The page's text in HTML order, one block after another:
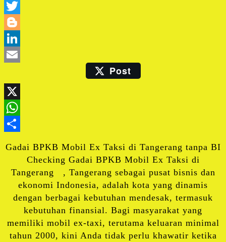
Email Post
Gadai BPKB Mobil Ex Taksi di Tangerang tanpa BI
Checking Gadai BPKB Mobil Ex Taksi di
Tangerang , Tangerang sebagai pusat bisnis dan
ekonomi Indonesia, adalah kota yang dinamis
dengan berbagai kebutuhan mendesak, termasuk
kebutuhan finansial. Bagi masyarakat yang
memiliki mobil ex-taxi, terutama keluaran minimal
tahun 2000, kini Anda tidak perlu khawatir ketika